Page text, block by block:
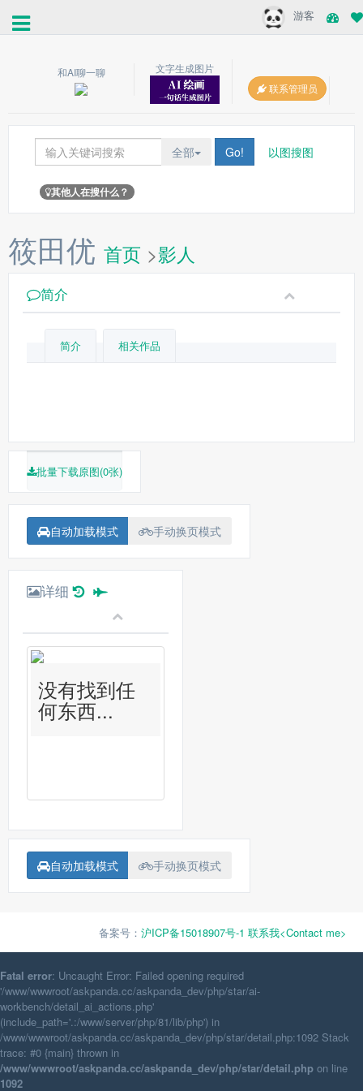
游客
和AI聊一聊
文字生成图片
联系管理员
全部 Go! 以图搜图
其他人在搜什么？
筱田优 首页 >影人
简介
简介 相关作品
批量下载原图(0张)
自动加载模式 手动换页模式
详细
没有找到任
何东西...
自动加载模式 手动换页模式
备案号： 沪ICP备15018907号-1 联系我<Contact me>
Fatal error: Uncaught Error: Failed opening required
'/www/wwwroot/askpanda.cc/askpanda_dev/php/star/ai-
workbench/detail_ai_actions.php'
(include_path='.:/www/server/php/81/lib/php') in
/www/wwwroot/askpanda.cc/askpanda_dev/php/star/detail.php:1092 Stack
trace: #0 {main} thrown in
/www/wwwroot/askpanda.cc/askpanda_dev/php/star/detail.php on line
1092